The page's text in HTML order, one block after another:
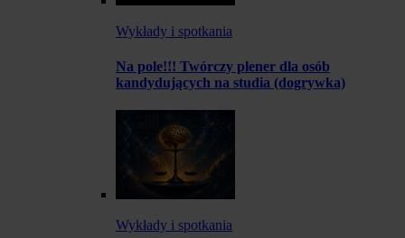
Wykłady i spotkania
Na pole!!! Twórczy plener dla osób
kandydujących na studia (dogrywka)
Wykłady i spotkania